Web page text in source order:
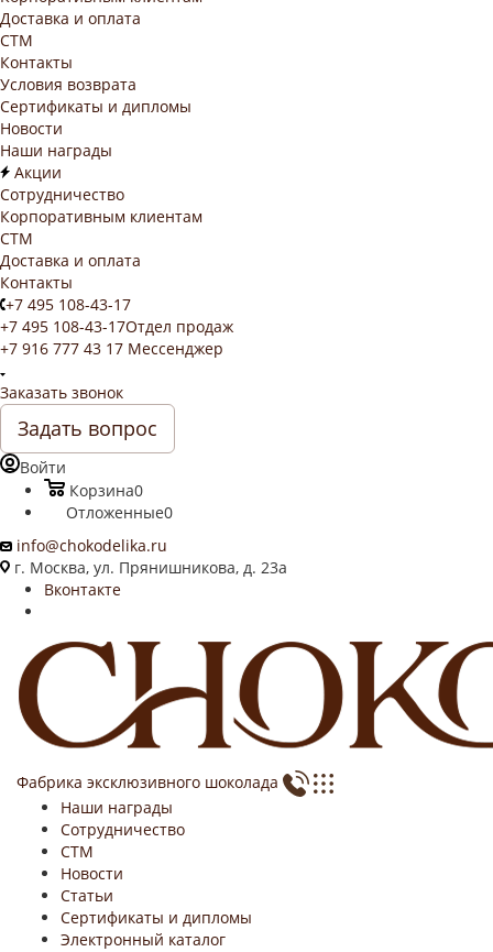
Доставка и оплата
СТМ
Контакты
Условия возврата
Сертификаты и дипломы
Новости
Наши награды
Акции
Сотрудничество
Корпоративным клиентам
СТМ
Доставка и оплата
Контакты
+7 495 108-43-17
+7 495 108-43-17Отдел продаж
+7 916 777 43 17 Мессенджер
Заказать звонок
Задать вопрос
Войти
Корзина0
Отложенные0
info@chokodelika.ru
г. Москва, ул. Прянишникова, д. 23а
Вконтакте
Фабрика эксклюзивного шоколада
Наши награды
Сотрудничество
СТМ
Новости
Статьи
Сертификаты и дипломы
Электронный каталог